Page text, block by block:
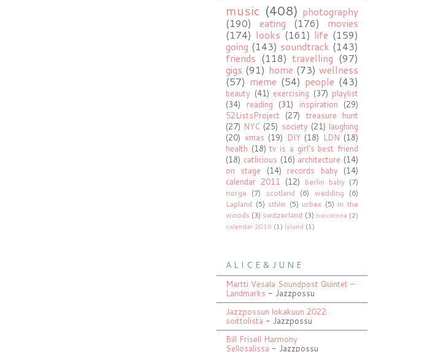
music (408) photography
(190)
eating (176)
movies
(174) looks (161) life (159)
going (143) soundtrack (143)
friends (118) travelling (97)
gigs (91) home (73) wellness
(57) meme (54) people (43)
beauty (41) exercising (37) playlist
(34)
reading (31) inspiration
(29)
52ListsProject
(27)
treasure hunt
(27) NYC (25) society (21) laughing
(20) xmas (19) DIY (18) LDN (18)
health (18) tv is a girl's best friend
(18) catlicious (16) architecture (14)
on stage
(14) records baby (14)
calendar 2011
(12) berlin baby (7)
norge (7) scotland (6) wedding (6)
Lapland (5) sthlm (5) urbex (5) in the
woods (3) switzerland (3) barcelona (2)
calendar 2016 (1) ísland (1)
A L I C E & J U N E
Martti Vesala Soundpost Quintet –
Landmarks - Jazzpossu
Jazzpossun lokakuun 2022
soittolista - Jazzpossu
Bill Frisell Harmony
Sellosalissa - Jazzpossu